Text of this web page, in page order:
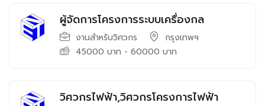
ผู้จัดการโครงการระบบเครื่องกล
งานสำหรับวิศวกร
กรุงเทพฯ
45000 บาท - 60000 บาท
วิศวกรไฟฟ้า,วิศวกรโครงการไฟฟ้า